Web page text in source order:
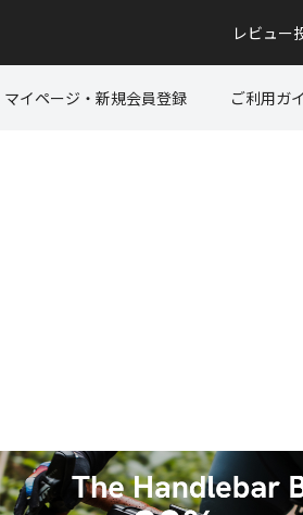
レビュー
マイページ・新規会員登録 ご利用ガ